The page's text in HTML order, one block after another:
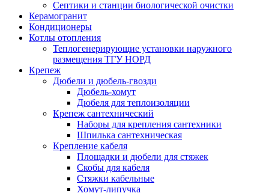
Септики и станции биологической очистки
Керамогранит
Кондиционеры
Котлы отопления
Теплогенерирующие установки наружного
размещения ТГУ НОРД
Крепеж
Дюбели и дюбель-гвозди
Дюбель-хомут
Дюбеля для теплоизоляции
Крепеж сантехнический
Наборы для крепления сантехники
Шпилька сантехническая
Крепление кабеля
Площадки и дюбели для стяжек
Скобы для кабеля
Стяжки кабельные
Хомут-липучка